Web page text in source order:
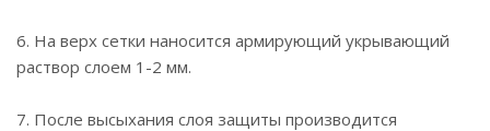
6. На верх сетки наносится армирующий укрывающий
раствор слоем 1-2 мм.
7. После высыхания слоя защиты производится